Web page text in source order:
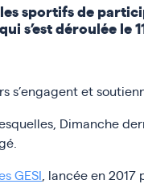
sportifs de
s’est déroulée le
s’engagent et
Dimanche
GESI , lancée en